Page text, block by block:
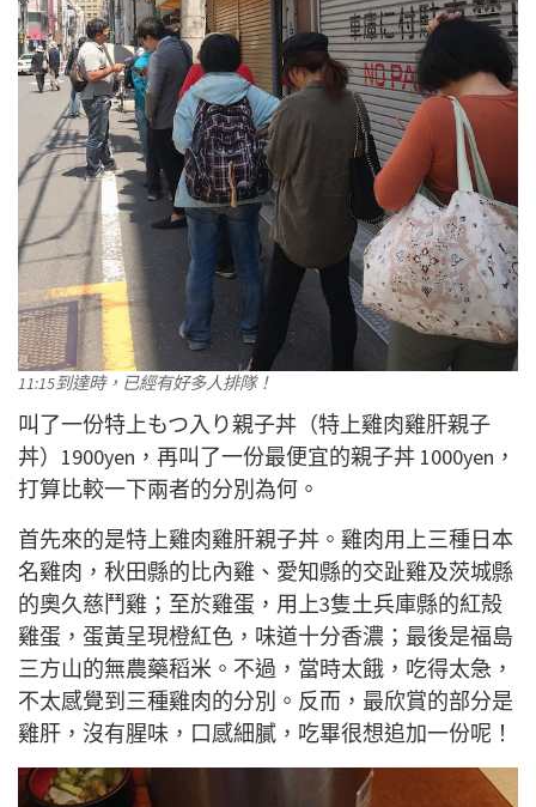
11:15到達時，已經有好多人排隊！
叫了一份特上もつ入り親子丼（特上雞肉雞肝親子
丼）1900yen，再叫了一份最便宜的親子丼 1000yen，
打算比較一下兩者的分別為何。
首先來的是特上雞肉雞肝親子丼。雞肉用上三種日本
名雞肉，秋田縣的比內雞、愛知縣的交趾雞及茨城縣
的奧久慈鬥雞；至於雞蛋，用上3隻土兵庫縣的紅殻
雞蛋，蛋黃呈現橙紅色，味道十分香濃；最後是福島
三方山的無農藥稻米。不過，當時太餓，吃得太急，
不太感覺到三種雞肉的分別。反而，最欣賞的部分是
雞肝，沒有腥味，口感細膩，吃畢很想追加一份呢！